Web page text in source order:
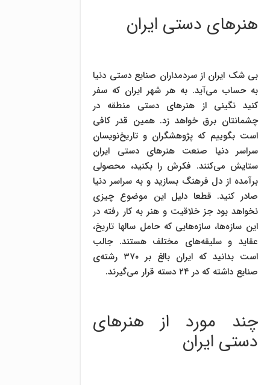
هنرهای دستی ایران
بی شک ایران از سردمداران صنایع دستی دنیا
به حساب می‌آید. به هر شهر ایران که سفر
کنید نگینی از هنرهای دستی منطقه در
چشمانتان برق خواهد زد. همین قدر کافی
است بگوییم که پژوهشگران و تاریخ‌نویسان
سراسر دنیا صنعت هنرهای دستی ایران
ستایش می‌کنند. فکرش را بکنید، محصولی
برآمده از دل فرهنگ بسازید و به سراسر دنیا
صادر کنید. قطعا دلیل این موضوع چیزی
نخواهد بود جز خلاقیت و هنر به کار رفته در
این سازه‌ها، سازه‌هایی که حامل سالها تاریخ،
عقاید و سلیقه‌های مختلف هستند. جالب
است بدانید که ایران بالغ بر ۳۷۰ رشته‌ی
صنایع داشته که در ۲۴ دسته قرار می‌گیرند.
چند مورد از هنرهای
دستی ایران